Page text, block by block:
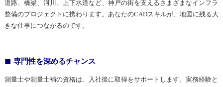
道路、橋梁、河川、上下水道など、神戸の街を支えるさまざまなインフラ
整備のプロジェクトに携わります。あなたのCADスキルが、地図に残る大
きな仕事につながるのです。
専門性を深めるチャンス
測量士や測量士補の資格は、入社後に取得をサポートします。実務経験と